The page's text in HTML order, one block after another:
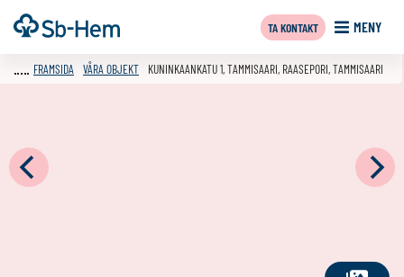
Till
innehållet
Framsida MENY
TA KONTAKT
FRAMSIDA VÅRA OBJEKT KUNINKAANKATU 1, TAMMISAARI, RAASEPORI, TAMMISAARI